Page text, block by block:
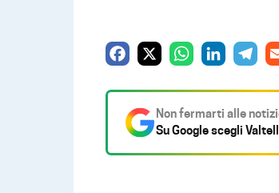
e
b
X
W
t
s
k
e
e
g
Non fermarti alle
Su Google scegli